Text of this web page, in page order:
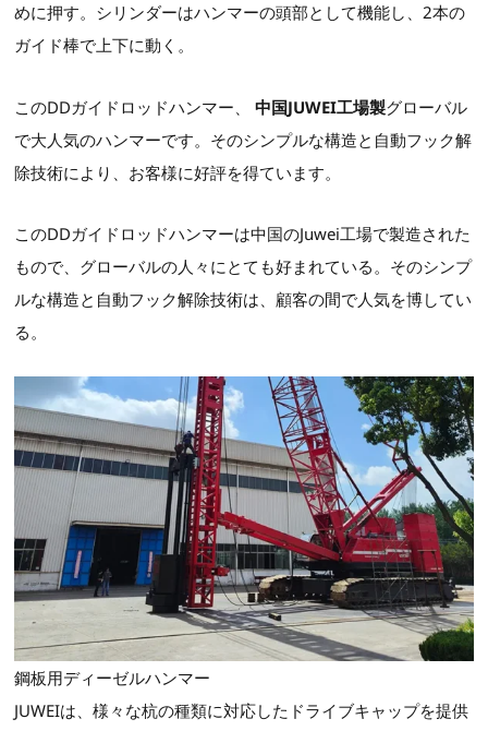
めに押す。シリンダーはハンマーの頭部として機能し、2本の
ガイド棒で上下に動く。
このDDガイドロッドハンマー、 中国JUWEI工場製グローバル
で大人気のハンマーです。そのシンプルな構造と自動フック解
除技術により、お客様に好評を得ています。
このDDガイドロッドハンマーは中国のJuwei工場で製造された
もので、グローバルの人々にとても好まれている。そのシンプ
ルな構造と自動フック解除技術は、顧客の間で人気を博してい
る。
鋼板用ディーゼルハンマー
JUWEIは、様々な杭の種類に対応したドライブキャップを提供